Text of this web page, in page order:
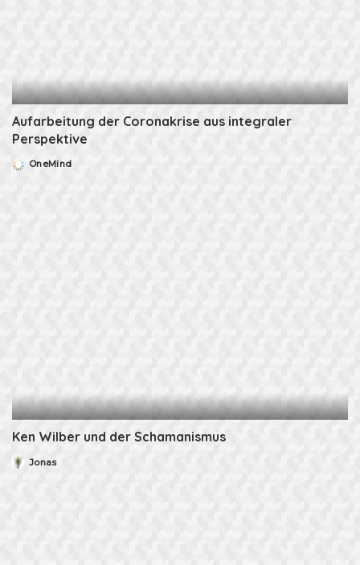
Aufarbeitung der Coronakrise aus integraler
Perspektive
PostedOneMind
Ken Wilber und der Schamanismus
Posted
Jonas